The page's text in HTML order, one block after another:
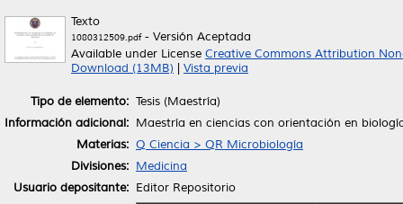
Texto
1080312509.pdf- Versión Aceptada
Available under License Creative Commons Attribution
Download (13MB)
Vista previa
Tipo de elemento: Tesis (Maestría)
Información adicional: Maestría en ciencias con orientación en
Materias: Q Ciencia > QR Microbiología
Divisiones: Medicina
Usuario depositante: Editor Repositorio